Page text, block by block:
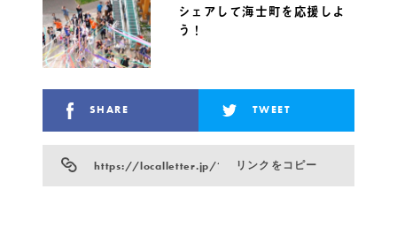
シェアして海士町を応援しよ
う！
SHARE TWEET
https://localletter.jp/?p=27648リンクをコピー